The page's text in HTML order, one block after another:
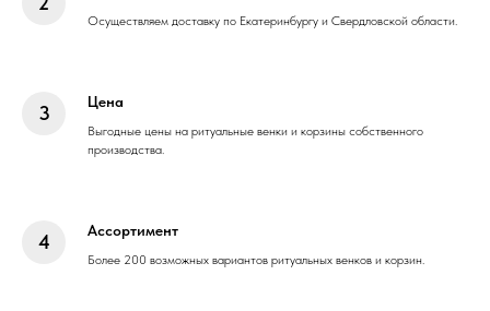
Осуществляем доставку по Екатеринбургу и Свердловской области.
Цена
Выгодные цены на ритуальные венки и корзины собственного
производства.
Ассортимент
Более 200 возможных вариантов ритуальных венков и корзин.